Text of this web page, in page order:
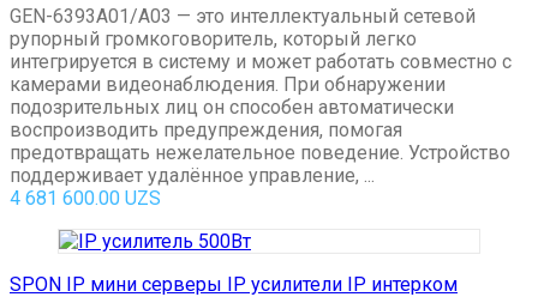
GEN-6393A01/A03 — это интеллектуальный сетевой
рупорный громкоговоритель, который легко
интегрируется в систему и может работать совместно с
камерами видеонаблюдения. При обнаружении
подозрительных лиц он способен автоматически
воспроизводить предупреждения, помогая
предотвращать нежелательное поведение. Устройство
поддерживает удалённое управление, ...
4 681 600.00 UZS
SPON IP мини серверы IP усилители IP интерком